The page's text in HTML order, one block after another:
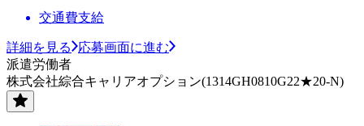
交通費支給
詳細を見る
応募画面に進む
派遣労働者
株式会社綜合キャリアオプション(1314GH0810G22★20-N)